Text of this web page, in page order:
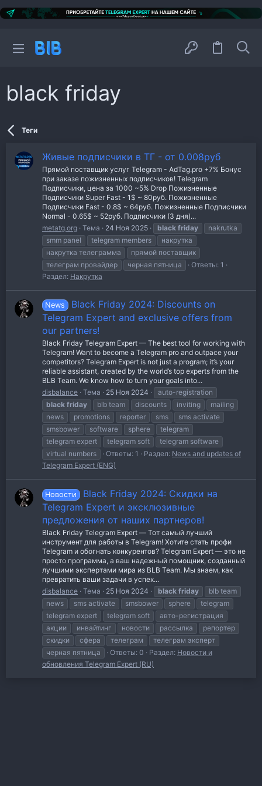
black friday
Теги
Живые подписчики в ТГ - от 0.008руб
Прямой поставщик услуг Telegram - AdTag.pro +7% Бонус
при заказе пожизненных подписчиков! Telegram
Подписчики, цена за 1000 ~5% Drop Пожизненные
Подписчики Super Fast - 1$ ~ 80руб. Пожизненные
Подписчики Fast - 0.8$ ~ 64руб. Пожизненные Подписчики
Normal - 0.65$ ~ 52руб. Подписчики (3 дня)...
metatg.org Тема 24 Ноя 2025 black friday
nakrutka
smm panel
telegram members
накрутка
накрутка телеграмма
прямой поставщик
телеграм провайдер
черная пятница
Ответы: 1
Раздел: Накрутка
News
Black Friday 2024: Discounts on
Telegram Expert and exclusive offers from
our partners!
Black Friday Telegram Expert — The best tool for working with
Telegram! Want to become a Telegram pro and outpace your
competitors? Telegram Expert is not just a program; it’s your
reliable assistant, created by the world’s top experts from the
BLB Team. We know how to turn your goals into...
disbalance Тема 25 Ноя 2024
auto-registration
black friday blb team discounts inviting
mailing
news
promotions reporter sms
sms activate
smsbower
software sphere
telegram
telegram expert
telegram soft
telegram software
virtual numbers
Ответы: 1 Раздел: News and updates of
Telegram Expert (ENG)
Новости
Black Friday 2024: Скидки на
Telegram Expert и эксклюзивные
предложения от наших партнеров!
Black Friday Telegram Expert — Тот самый лучший
инструмент для работы в Telegram! Хотите стать профи
Telegram и обогнать конкурентов? Telegram Expert — это не
просто программа, а ваш надежный помощник, созданный
лучшими экспертами мира из BLB Team. Мы знаем, как
превратить ваши задачи в успех...
disbalance Тема 25 Ноя 2024 black friday
blb team
news
sms activate smsbower sphere
telegram
telegram expert
telegram soft
авто-регистрация
акции
инвайтинг новости рассылка
репортер
скидки
сфера телеграм
телеграм эксперт
черная пятница
Ответы: 0 Раздел: Новости и
обновления Telegram Expert (RU)